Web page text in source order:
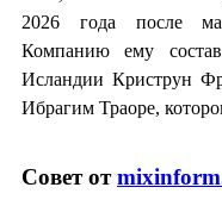
2026 года после
Компанию ему
Исландии Криструн
Ибрагим Траоре,
Совет от